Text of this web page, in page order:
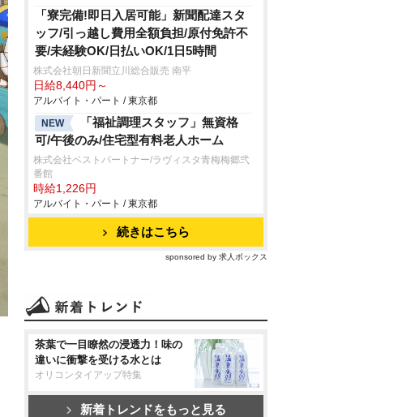
「寮完備!即日入居可能」新聞配達スタ
ッフ/引っ越し費用全額負担/原付免許不
要/未経験OK/日払いOK/1日5時間
株式会社朝日新聞立川総合販売 南平
日給8,440円～
アルバイト・パート / 東京都
NEW
「福祉調理スタッフ」無資格
可/午後のみ/住宅型有料老人ホーム
株式会社ベストパートナー/ラヴィスタ青梅梅郷弐
番館
時給1,226円
アルバイト・パート / 東京都
続きはこちら
sponsored by 求人ボックス
茶葉で一目瞭然の浸透力！味の
違いに衝撃を受ける水とは
オリコンタイアップ特集
新着トレンドをもっと見る